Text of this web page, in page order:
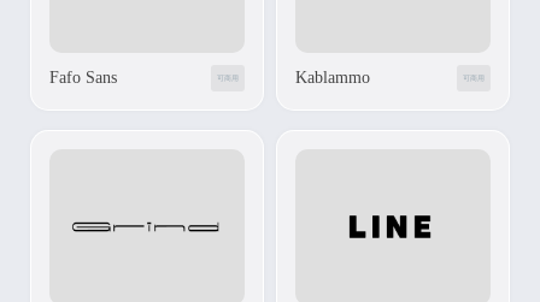
Fafo Sans 可商用 Kablammo 可商用